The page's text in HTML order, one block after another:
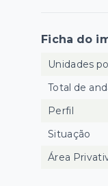
Ficha do
Unidades
Total de
Perfil
Situação
Área